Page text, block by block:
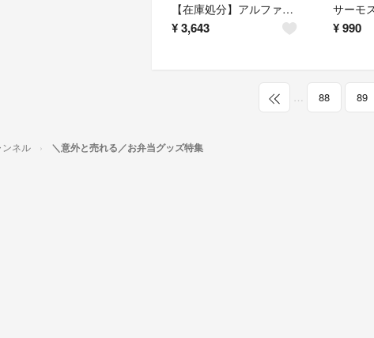
【在庫処分】アルファックス AWAT(アワット) アイスボックス アイスクーラー
¥3,643 ¥990
… 88 89
ンネル ＼意外と売れる／お弁当グッズ特集